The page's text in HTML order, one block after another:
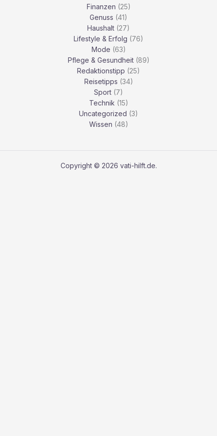
Finanzen (25)
Genuss (41)
Haushalt (27)
Lifestyle & Erfolg (76)
Mode (63)
Pflege & Gesundheit(89)
Redaktionstipp (25)
Reisetipps (34)
Sport (7)
Technik (15)
Uncategorized (3)
Wissen (48)
Copyright © 2026 vati-hilft.de.